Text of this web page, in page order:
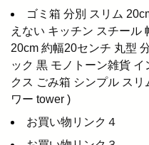
ゴミ箱 分別 スリム
えない キッチン スチール
20cm 約幅20センチ 丸型
ック 黒 モノトーン雑貨
クス ごみ箱 シンプル ス
ワー tower )
お買い物リンク４